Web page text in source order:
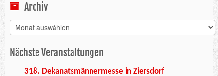
Archiv
Archiv
Nächste Veranstaltungen
318. Dekanatsmännermesse in Ziersdorf